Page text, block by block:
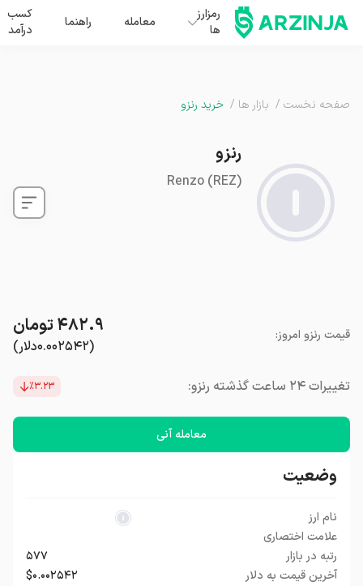
رمزارز
ها
معامله راهنما
کسب
درآمد
صفحه نخست / بازار ها / خرید رنزو
رنزو
Renzo(REZ)
قیمت رنزو امروز:
(۰.۰۰۲۵۴۲دلار)
۴۸۲.۹تومان
تغییرات ۲۴ ساعت گذشته رنزو: ٪۳.۲۳
معامله آنی
وضعیت
نام ارز
علامت اختصاری
رتبه در بازار
۵۷۷
آخرین قیمت به دلار
$۰.۰۰۲۵۴۲